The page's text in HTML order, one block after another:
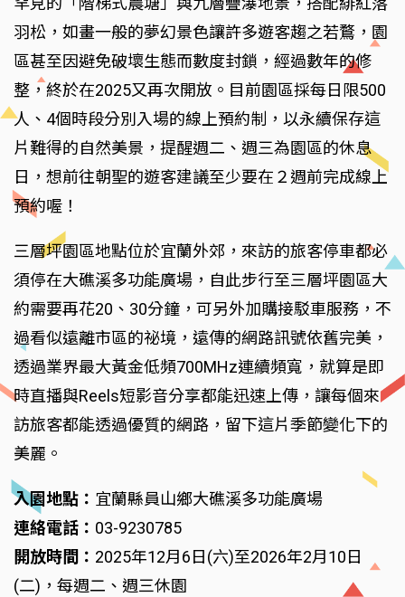
羽松，如畫一般的夢幻景色讓許多遊客趨之若鶩，園
區甚至因避免破壞生態而數度封鎖，經過數年的修
整，終於在2025又再次開放。目前園區採每日限500
人、4個時段分別入場的線上預約制，以永續保存這
片難得的自然美景，提醒週二、週三為園區的休息
日，想前往朝聖的遊客建議至少要在２週前完成線上
預約喔！
三層坪園區地點位於宜蘭外郊，來訪的旅客停車都必
須停在大礁溪多功能廣場，自此步行至三層坪園區大
約需要再花20、30分鐘，可另外加購接駁車服務，不
過看似遠離市區的祕境，遠傳的網路訊號依舊完美，
透過業界最大黃金低頻700MHz連續頻寬，就算是即
時直播與Reels短影音分享都能迅速上傳，讓每個來
訪旅客都能透過優質的網路，留下這片季節變化下的
美麗。
入園地點： 宜蘭縣員山鄉大礁溪多功能廣場
連絡電話： 03-9230785
開放時間： 2025年12月6日(六)至2026年2月10日
(二)，每週二、週三休園